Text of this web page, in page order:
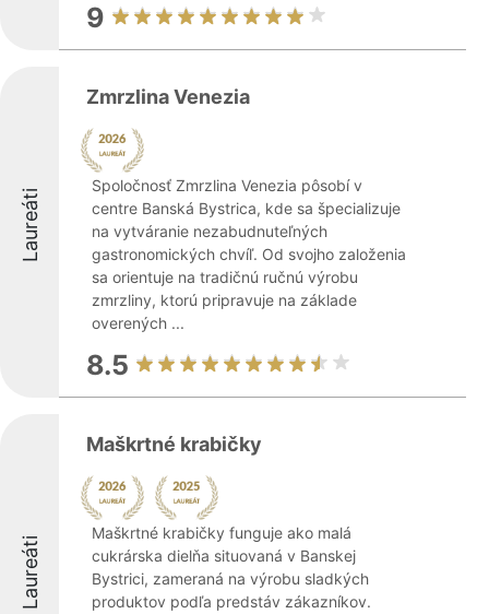
9
Laureáti
Zmrzlina Venezia
Spoločnosť Zmrzlina Venezia pôsobí v
centre Banská Bystrica, kde sa špecializuje
na vytváranie nezabudnuteľných
gastronomických chvíľ. Od svojho založenia
sa orientuje na tradičnú ručnú výrobu
zmrzliny, ktorú pripravuje na základe
overených ...
8.5
Laureáti
Maškrtné krabičky
Maškrtné krabičky funguje ako malá
cukrárska dielňa situovaná v Banskej
Bystrici, zameraná na výrobu sladkých
produktov podľa predstáv zákazníkov.